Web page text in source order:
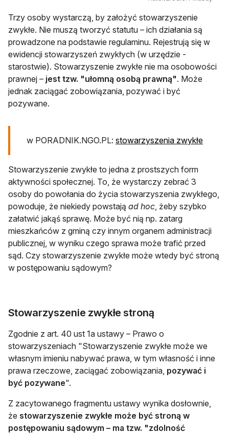
Trzy osoby wystarczą, by założyć stowarzyszenie
zwykłe. Nie muszą tworzyć statutu – ich działania są
prowadzone na podstawie regulaminu. Rejestrują się w
ewidencji stowarzyszeń zwykłych (w urzędzie -
starostwie). Stowarzyszenie zwykłe nie ma osobowości
prawnej – jest tzw. "ułomną osobą prawną". Może
jednak zaciągać zobowiązania, pozywać i być
pozywane.
w PORADNIK.NGO.PL: stowarzyszenia zwykłe
Stowarzyszenie zwykłe to jedna z prostszych form
aktywności społecznej. To, że wystarczy zebrać 3
osoby do powołania do życia stowarzyszenia zwykłego,
powoduje, że niekiedy powstają ad hoc , żeby szybko
załatwić jakąś sprawę. Może być nią np. zatarg
mieszkańców z gminą czy innym organem administracji
publicznej, w wyniku czego sprawa może trafić przed
sąd. Czy stowarzyszenie zwykłe może wtedy być stroną
w postępowaniu sądowym?
Stowarzyszenie zwykłe stroną
Zgodnie z art. 40 ust 1a ustawy – Prawo o
stowarzyszeniach "Stowarzyszenie zwykłe może we
własnym imieniu nabywać prawa, w tym własność i inne
prawa rzeczowe, zaciągać zobowiązania, pozywać i
być pozywane".
Z zacytowanego fragmentu ustawy wynika dosłownie,
że stowarzyszenie zwykłe może być stroną w
postępowaniu sądowym – ma tzw. "zdolność